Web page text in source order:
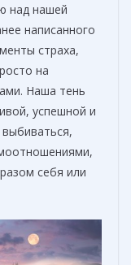
над нашей
написанного
страха,
на
Наша тень
успешной и
себя или